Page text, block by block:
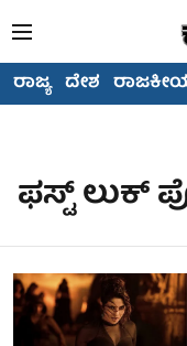
ರಾಜ್ಯ ದೇಶ
ಫಸ್ಟ್ ಲುಕ್